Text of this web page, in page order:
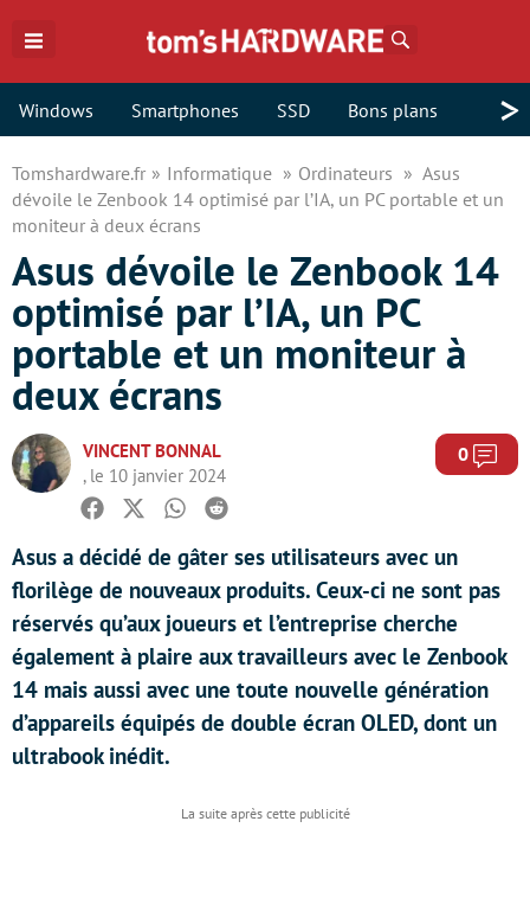
Windows Smartphones SSD Bons plans >
Tomshardware.fr Informatique Ordinateurs
Asus
dévoile le Zenbook 14 optimisé par l’IA, un PC portable et un
moniteur à deux écrans
Asus dévoile le Zenbook 14
optimisé par l’IA, un PC
portable et un moniteur à
deux écrans
VINCENT BONNAL
, le 10 janvier 2024
0
Facebook
TwitterWhatsapp
Reddit
Asus a décidé de gâter ses utilisateurs avec un
florilège de nouveaux produits. Ceux-ci ne sont pas
réservés qu’aux joueurs et l’entreprise cherche
également à plaire aux travailleurs avec le Zenbook
14 mais aussi avec une toute nouvelle génération
d’appareils équipés de double écran OLED, dont un
ultrabook inédit.